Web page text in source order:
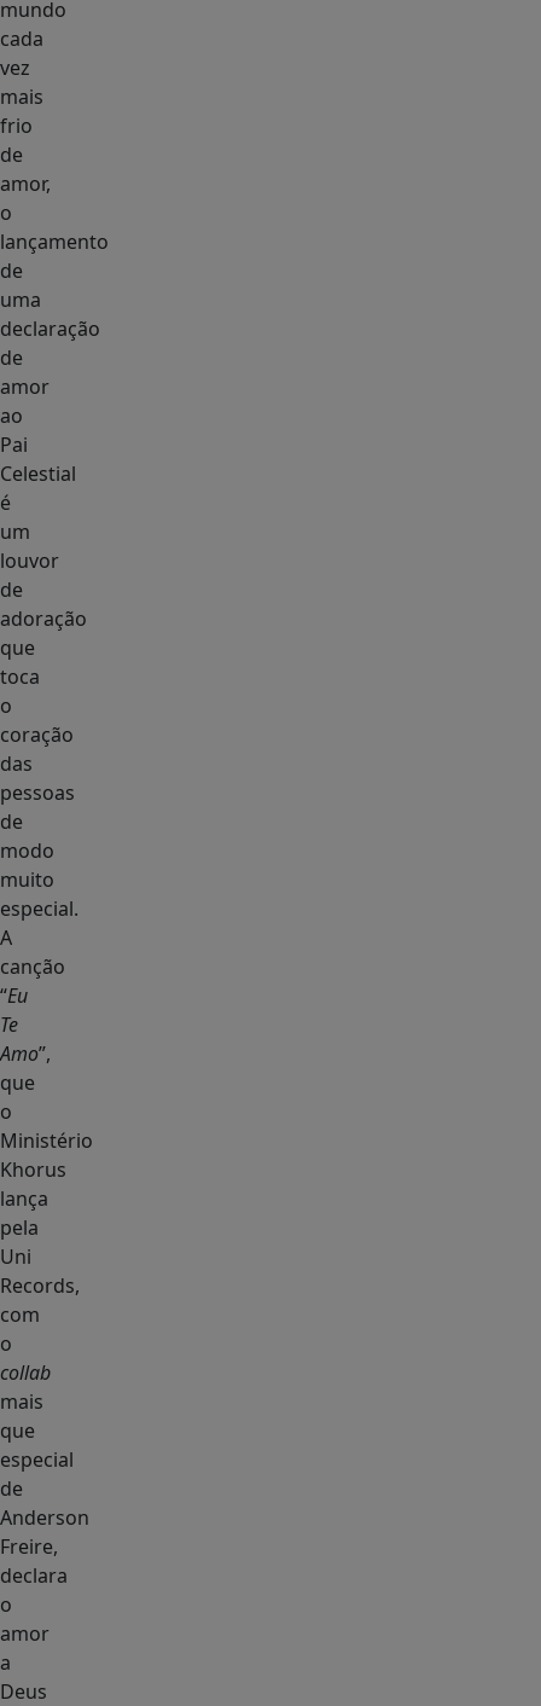
mundo
cada
vez
mais
frio
de
amor,
o
lançamento
de
uma
declaração
de
amor
ao
Pai
Celestial
é
um
louvor
de
adoração
que
toca
o
coração
das
pessoas
de
modo
muito
especial.
A
canção
“Eu
Te
Amo”,
que
o
Ministério
Khorus
lança
pela
Uni
Records,
com
o
collab
mais
que
especial
de
Anderson
Freire,
declara
o
amor
a
Deus